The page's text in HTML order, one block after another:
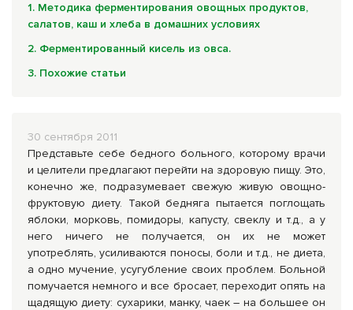
Комплексные программы лечения
30 сентября 2011
Представьте себе бедного больного, которому врачи
и целители предлагают перейти на здоровую пищу. Это,
конечно же, подразумевает свежую живую овощно-
фруктовую диету. Такой бедняга пытается поглощать
яблоки, морковь, помидоры, капусту, свеклу и т.д., а у
него ничего не получается, он их не может
употреблять, усиливаются поносы, боли и т.д., не диета,
а одно мучение, усугубление своих проблем. Больной
помучается немного и все бросает, переходит опять на
щадящую диету: сухарики, манку, чаек – на большее он
1. Методика ферментирования овощных продуктов,
салатов, каш и хлеба в домашних условиях
2. Ферментированный кисель из овса.
3. Похожие статьи